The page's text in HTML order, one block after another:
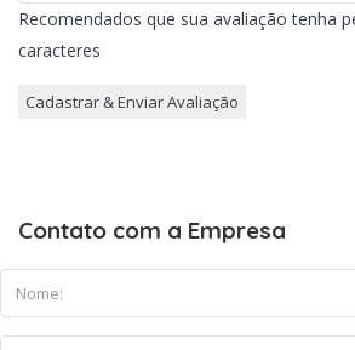
Recomendados que sua avaliação tenha
caracteres
Contato com a Empresa